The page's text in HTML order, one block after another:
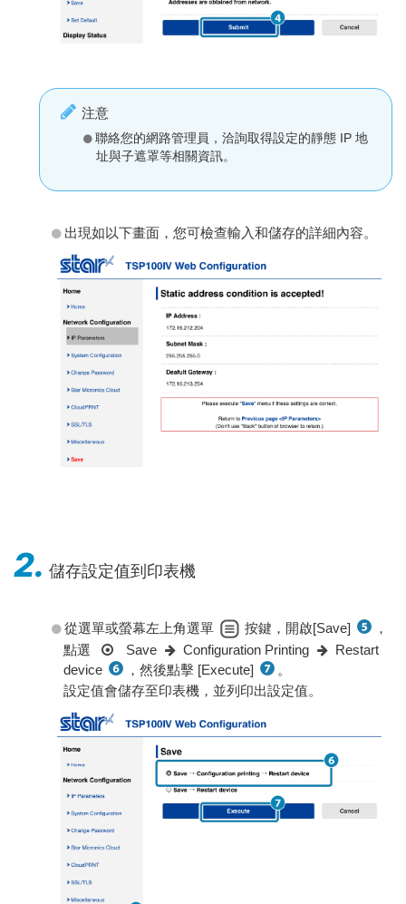
注意
聯絡您的網路管理員，洽詢取得設定的靜態 IP 地
址與子遮罩等相關資訊。
出現如以下畫面，您可檢查輸入和儲存的詳細內容。
2. 儲存設定值到印表機
從選單或螢幕左上角選單 按鍵，開啟[Save]
，
點選
Save Configuration Printing
Restart
device
，然後點擊 [Execute]
。
設定值會儲存至印表機，並列印出設定值。